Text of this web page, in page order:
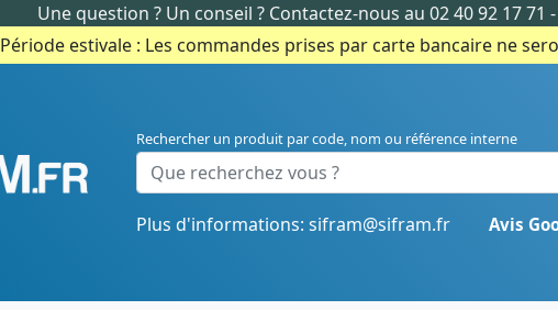
Une question ? Un conseil ?Contactez-nous au 02 40 92 17 71 -
Période estivale : Les commandes prises par carte bancaire ne
Rechercher un produit par code, nom ou référence interne
Plus d'informations: sifram@sifram.fr Avis